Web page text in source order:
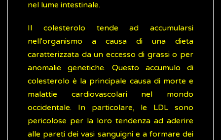
nel lume intestinale.
Il colesterolo tende ad accumularsi
nell'organismo a causa di una dieta
caratterizzata da un eccesso di grassi o per
anomalie genetiche. Questo accumulo di
colesterolo è la principale causa di morte e
malattie cardiovascolari nel mondo
occidentale. In particolare, le LDL sono
pericolose per la loro tendenza ad aderire
alle pareti dei vasi sanguigni e a formare dei